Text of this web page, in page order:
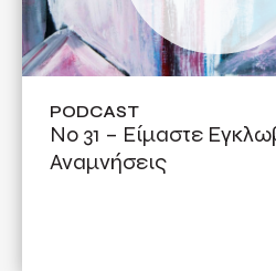
PODCAST
Νο 31 – Είμαστε
Αναμνήσεις